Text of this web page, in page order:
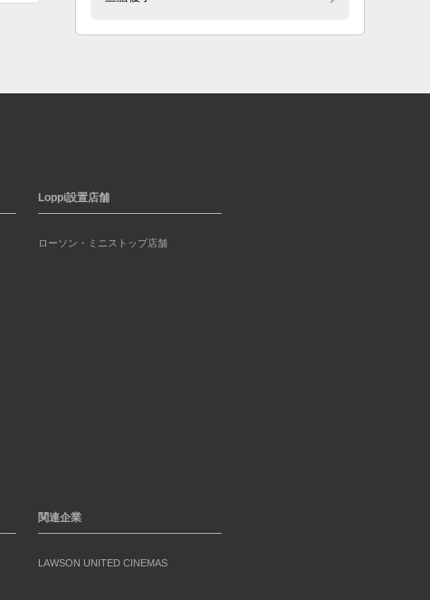
Loppi設置店舗
ローソン・ミニストップ店舗
関連企業
LAWSON UNITED CINEMAS